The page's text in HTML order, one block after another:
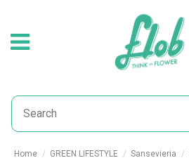
Home GREEN LIFESTYLE Sansevieria